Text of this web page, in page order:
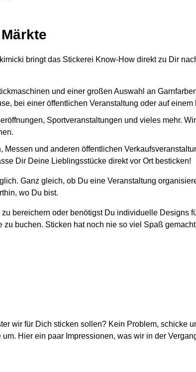
bringt das Stickerei Know-How direkt zu Dir
und einer großen Auswahl an
bei einer öffentlichen Veranstaltung oder auf einem
Sportveranstaltungen und vieles mehr.
und anderen öffentlichen
Dir Deine Lieblingsstücke direkt vor Ort besticken!
Ganz gleich, ob Du eine Veranstaltung
wo Du bist.
bereichern oder benötigst Du individuelle Designs
buchen. Sticken hat noch nie so viel Spaß
wir für Dich sticken sollen? Kein Problem, schicke
Hier ein paar Impressionen, was wir in der